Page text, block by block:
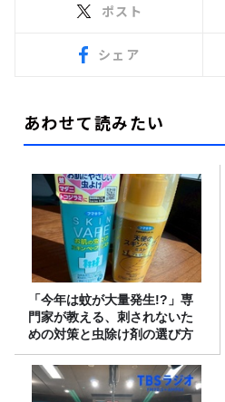
ポスト
シェア
あわせて読みたい
「今年は蚊が大量発生!?」専
門家が教える、刺されないた
めの対策と虫除け剤の選び方